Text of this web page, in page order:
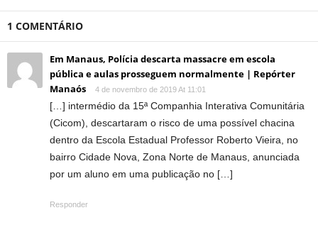
1 COMENTÁRIO
Em Manaus, Polícia descarta massacre em escola
pública e aulas prosseguem normalmente | Repórter
Manaós
4 de novembro de 2019 At 11:01
[…] intermédio da 15ª Companhia Interativa Comunitária
(Cicom), descartaram o risco de uma possível chacina
dentro da Escola Estadual Professor Roberto Vieira, no
bairro Cidade Nova, Zona Norte de Manaus, anunciada
por um aluno em uma publicação no […]
Responder